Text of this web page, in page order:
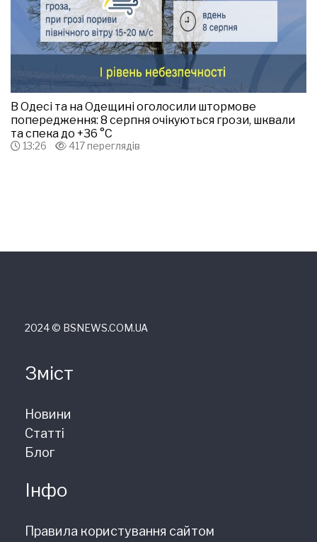
В Одесі та на Одещині оголосили штормове
попередження: 8 серпня очікуються грози, шквали
та спека до +36 °С
13:26 417 переглядів
2024 © ВSNEWS.COM.UA
Зміст
Новини
Статті
Блог
Інфо
Правила користування сайтом